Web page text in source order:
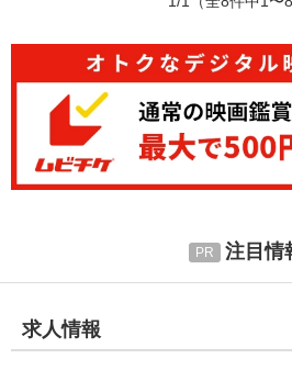
注目情
求人情報